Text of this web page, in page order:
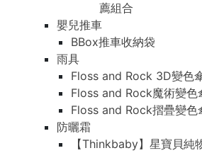
薦組合
嬰兒推車
BBox推車收納袋
雨具
Floss and Rock 3D變色
Floss and Rock魔術變色
Floss and Rock摺疊變色
防曬霜
【Thinkbaby】星寶貝純